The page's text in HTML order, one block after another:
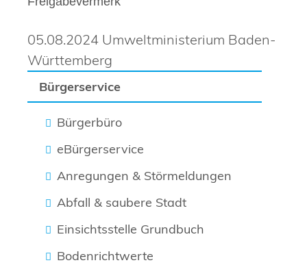
Bürgerservice
Bürgerbüro
eBürgerservice
Anregungen & Störmeldungen
Abfall & saubere Stadt
Einsichtsstelle Grundbuch
Bodenrichtwerte
05.08.2024 Umweltministerium Baden-
Württemberg